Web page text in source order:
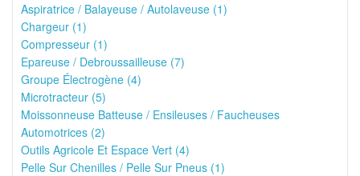
Aspiratrice / Balayeuse / Autolaveuse (1)
Chargeur (1)
Compresseur (1)
Epareuse / Debroussailleuse (7)
Groupe Électrogène (4)
Microtracteur (5)
Moissonneuse Batteuse / Ensileuses / Faucheuses
Automotrices (2)
Outils Agricole Et Espace Vert (4)
Pelle Sur Chenilles / Pelle Sur Pneus (1)